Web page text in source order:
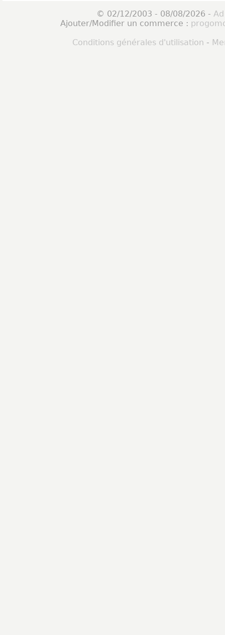
© 02/12/2003 - 08/08/2026 -
Ajouter/Modifier un commerce :
Conditions générales d'utilisation -